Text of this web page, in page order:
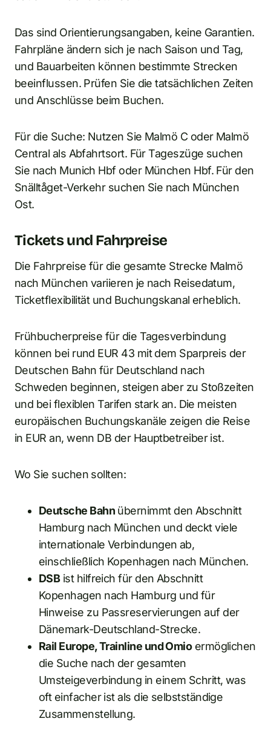
Das sind Orientierungsangaben, keine Garantien.
Fahrpläne ändern sich je nach Saison und Tag,
und Bauarbeiten können bestimmte Strecken
beeinflussen. Prüfen Sie die tatsächlichen Zeiten
und Anschlüsse beim Buchen.
Für die Suche: Nutzen Sie Malmö C oder Malmö
Central als Abfahrtsort. Für Tageszüge suchen
Sie nach Munich Hbf oder München Hbf. Für den
Snälltåget-Verkehr suchen Sie nach München
Ost.
Tickets und Fahrpreise
Die Fahrpreise für die gesamte Strecke Malmö
nach München variieren je nach Reisedatum,
Ticketflexibilität und Buchungskanal erheblich.
Frühbucherpreise für die Tagesverbindung
können bei rund EUR 43 mit dem Sparpreis der
Deutschen Bahn für Deutschland nach
Schweden beginnen, steigen aber zu Stoßzeiten
und bei flexiblen Tarifen stark an. Die meisten
europäischen Buchungskanäle zeigen die Reise
in EUR an, wenn DB der Hauptbetreiber ist.
Wo Sie suchen sollten:
Deutsche Bahnübernimmt den Abschnitt
Hamburg nach München und deckt viele
internationale Verbindungen ab,
einschließlich Kopenhagen nach München.
DSBist hilfreich für den Abschnitt
Kopenhagen nach Hamburg und für
Hinweise zu Passreservierungen auf der
Dänemark-Deutschland-Strecke.
Rail Europe, Trainline und Omioermöglichen
die Suche nach der gesamten
Umsteigeverbindung in einem Schritt, was
oft einfacher ist als die selbstständige
Zusammenstellung.